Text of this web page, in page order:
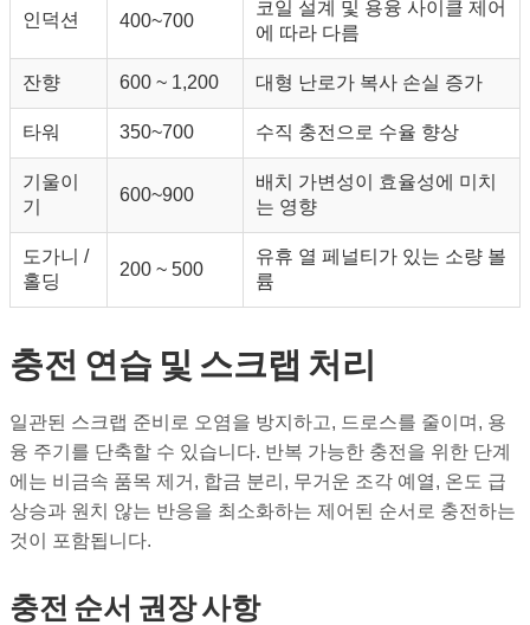
인덕션 400~700
코일 설계 및 용융 사이클 제어
에 따라 다름
잔향 600 ~ 1,200 대형 난로가 복사 손실 증가
타워 350~700 수직 충전으로 수율 향상
기울이
기
600~900
배치 가변성이 효율성에 미치
는 영향
도가니 /
홀딩
200 ~ 500
유휴 열 페널티가 있는 소량 볼
륨
충전 연습 및 스크랩 처리
일관된 스크랩 준비로 오염을 방지하고, 드로스를 줄이며, 용
융 주기를 단축할 수 있습니다. 반복 가능한 충전을 위한 단계
에는 비금속 품목 제거, 합금 분리, 무거운 조각 예열, 온도 급
상승과 원치 않는 반응을 최소화하는 제어된 순서로 충전하는
것이 포함됩니다.
충전 순서 권장 사항